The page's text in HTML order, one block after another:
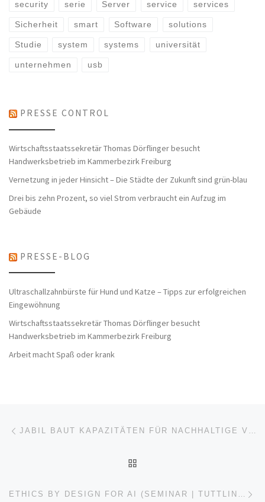
security serie Server service services
Sicherheit smart Software solutions
Studie system systems universität
unternehmen usb
PRESSE CONTROL
Wirtschaftsstaatssekretär Thomas Dörflinger besucht
Handwerksbetrieb im Kammerbezirk Freiburg
Vernetzung in jeder Hinsicht – Die Städte der Zukunft sind grün-blau
Drei bis zehn Prozent, so viel Strom verbraucht ein Aufzug im
Gebäude
PRESSE-BLOG
Ultraschallzahnbürste für Hund und Katze – Tipps zur erfolgreichen
Eingewöhnung
Wirtschaftsstaatssekretär Thomas Dörflinger besucht
Handwerksbetrieb im Kammerbezirk Freiburg
Arbeit macht Spaß oder krank
Beitragsnavigation JABIL BAUT KAPAZITÄTEN FÜR NACHHALTIGE VERPACKUNGEN MIT DEM KAUF VON ECOLOGIC BRANDS™ AUS
ETHICS BY DESIGN FOR AI (SEMINAR | TUTTLINGEN)